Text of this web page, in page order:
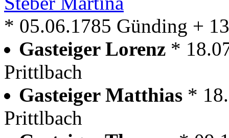
* 05.06.1785 Günding +
Gasteiger Lorenz *
Prittlbach
Gasteiger Matthias *
Prittlbach